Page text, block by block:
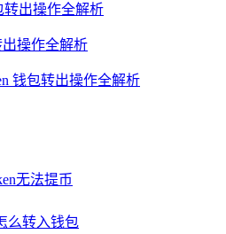
转出操作全解析
出操作全解析
钱包转出操作全解析
无法提币
么转入钱包